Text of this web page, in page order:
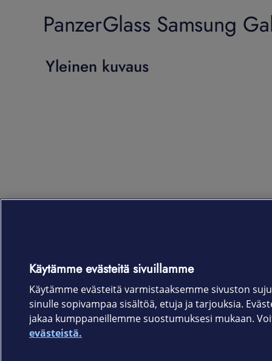
PanzerGlass Samsung
Yleinen kuvaus
Käytämme evästeitä sivuillamme
Käytämme evästeitä varmistaaksemme sivuston
sinulle sopivampaa sisältöä, etuja ja tarjouksia.
jakaa kumppaneillemme suostumuksesi mukaan.
evästeistä.